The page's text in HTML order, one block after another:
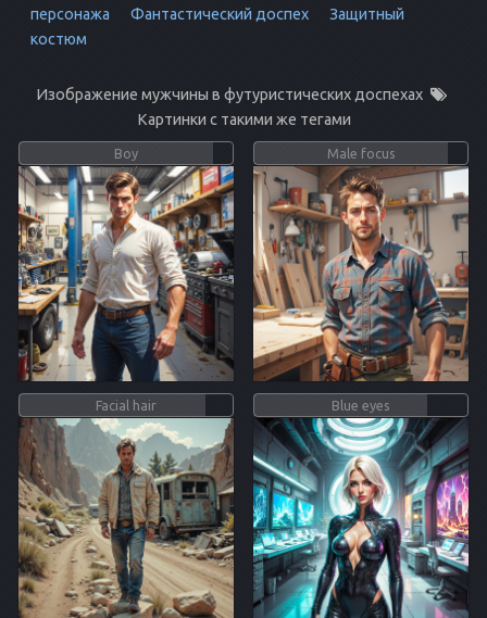
персонажа
Фантастический доспех
Защитный
костюм
Изображение мужчины в футуристических доспехах
Картинки с такими же тегами
Boy Male focus
Facial hair Blue eyes